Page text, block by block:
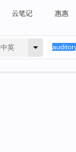
云笔记 惠惠
中英